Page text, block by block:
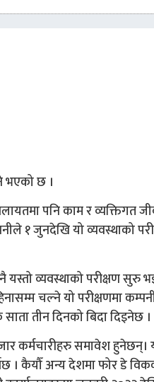
भएको छ ।
पनि काम र व्यक्तिगत
१ जुनदेखि यो व्यवस्थाको
व्यवस्थाको परीक्षण सुरु
चल्ने यो परीक्षणमा
तीन दिनको बिदा दिइनेछ ।
कर्मचारीहरु समावेश हुनेछन्।
। कैयौँ अन्य देशमा फोर डे